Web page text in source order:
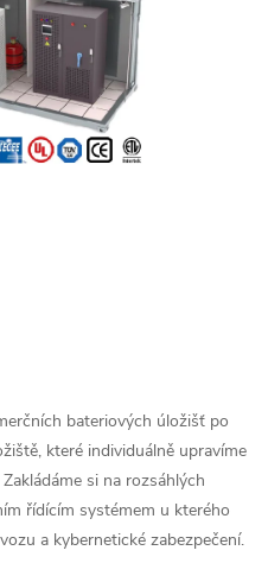
bateriových úložišť po
které individuálně upravíme
si na rozsáhlých
řídícím systémem u kterého
a kybernetické zabezpečení.